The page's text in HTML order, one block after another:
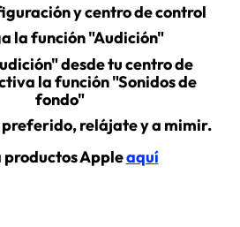
y centro de control
la función "Audición"
desde tu centro de
la función "Sonidos de
fondo"
relájate y a mimir.
productos Appleaquí